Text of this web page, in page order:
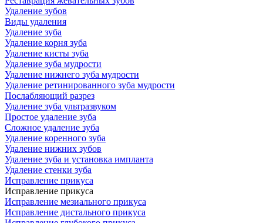
Удаление зубов
Виды удаления
Удаление зуба
Удаление корня зуба
Удаление кисты зуба
Удаление зуба мудрости
Удаление нижнего зуба мудрости
Удаление ретинированного зуба мудрости
Послабляющий разрез
Удаление зуба ультразвуком
Простое удаление зуба
Сложное удаление зуба
Удаление коренного зуба
Удаление нижних зубов
Удаление зуба и установка импланта
Удаление стенки зуба
Исправление прикуса
Исправление прикуса
Исправление мезиального прикуса
Исправление дистального прикуса